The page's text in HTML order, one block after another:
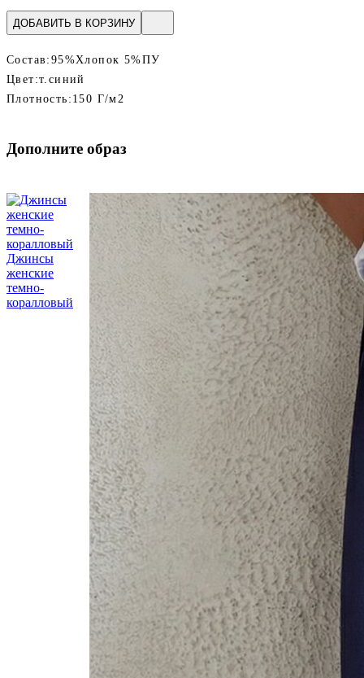
ДОБАВИТЬ В КОРЗИНУ
Состав: 95%Хлопок 5%ПУ
Цвет:т.синий
Плотность: 150 Г/м2
Дополните образ
Джинсы
женские
темно-
коралловый